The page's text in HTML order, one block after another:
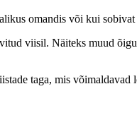
omandis või kui
viisil. Näiteks muud
taga, mis